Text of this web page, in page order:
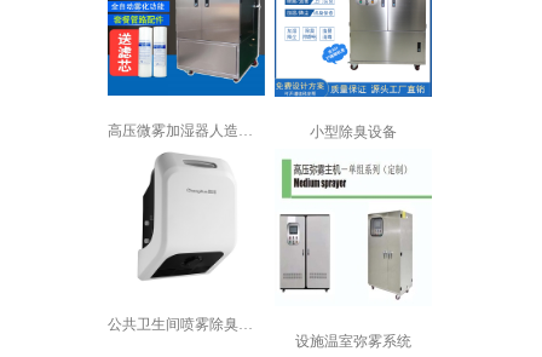
高压微雾加湿器人造雾加湿机景观喷雾降... 小型除臭设备
公共卫生间喷雾除臭设备
设施温室弥雾系统